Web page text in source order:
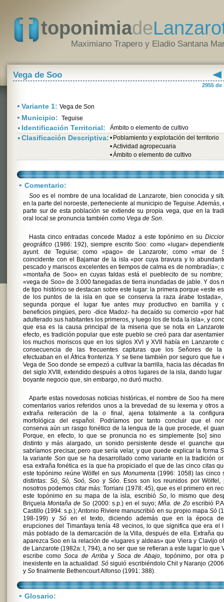
toponimiade
Maximiano Trapero y Eladio Santana
Vega de Soo
2955 de
• Variante 1: Vega de Son
• Municipio: Teguise
• Identificación Territorial: Ámbito o elemento de cultivo
•Clasificación Descriptiva: • Poblamiento y explotación del territorio
•Actividad agropecuaria
•Ámbito o elemento de cultivo
• Comentario:
Soo es el nombre de una localidad de Lanzarote, bien conocida y
en la parte del noroeste, perteneciente al municipio de Teguise. Además,
parte sur de esta población se extiende su propia vega, que en la
oral local se pronuncia también como Vega de Son.
Hasta cinco entradas concede Madoz a este topónimo en su
geográfico (1986: 192), siempre escrito Soo: como «lugar»
ayunt. de Teguise; como «pago» de Lanzarote; como «mar de
coincidente con el Bajamar de la isla «por cuya bravura y lo
pescado y mariscos excelentes en tiempos de calma es de nombradía»;
«montaña de Soo» en cuyas faldas está el pueblecito de su
«vega de Soo» de 3.000 fanegadas de tierra inundadas de jable. Y dos
de tipo histórico se destacan sobre este lugar: la primera porque «este
de los puntos de la isla en que se conserva la raza árabe
segunda porque el lugar fue antes muy productivo en barrilla y
beneficios pingües, pero -dice Madoz- ha decaído su comercio «por
adulterado sus habitantes los primeros, y luego los de toda la isla», y
que esa es la causa principal de la miseria que se nota en
efecto, es tradición popular que este pueblo se creó para dar
los muchos moriscos que en los siglos XVI y XVII había en Lanzarote
consecuencia de las frecuentes capturas que los Señores de
efectuaban en el África fronteriza. Y se tiene también por seguro que fue
Vega de Soo donde se empezó a cultivar la barrilla, hacia las décadas
del siglo XVIII, extendido después a otros lugares de la isla, dando lugar
boyante negocio que, sin embargo, no duró mucho.
Aparte estas novedosas noticias históricas, el nombre de Soo ha
comentarios varios referidos unos a la brevedad de su lexema y otros
extraña reiteración de lao final, ajena totalmente a la
morfológica del español. Podríamos por tanto concluir que el
conserva aún un rasgo fonético de la lengua de la que procede, el
Porque, en efecto, lo que se pronuncia no es simplemente [so] sino
distinto y más alargado, un sonido persistente desde el guanche
sabríamos precisar, pero que sería velar, y que puede explicar la forma
la variante Son que se ha desarrollado como variante en la tradición
esa extraña fonética es la que ha propiciado el que de las cinco citas
este topónimo reúne Wölfel en sus Monumenta(1996: 1058) las cinco
distintas: Só, Sò, Soó, Soo y Sóo. Esos son los reunidos por Wölfel,
nosotros podemos citar más: Torriani (1978: 45), que es el primero en
este topónimo en su mapa de la isla, escribió So, lo mismo que
BriçuelaMontaña de So (2000: s.p.) en el suyo;Mña. de Zoescribió
Castillo (1994: s.p.); Antonio Riviere manuscribió en su propio mapa Sò
198-199) y Sóen el texto, diciendo además que en la época
erupciones del Timanfaya tenía 48 vecinos, lo que significa que era el
más poblado de la demarcación de la Villa, después de ella. Extraña
aparezca Soo en la relación de «lugares y aldeas» que Viera y Clavijo
de Lanzarote (1982a: I, 794), a no ser que se refieran a este lugar lo que
escribe comoSoca de ArribaySoca de Abajo, topónimo, por otra
inexistente en la actualidad.Só siguió escribiéndolo Chil y Naranjo
y So finalmente Bethencourt Alfonso (1991: 388).
• Glosario: